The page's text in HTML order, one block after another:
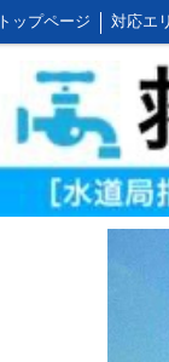
トップページ 対応エ
お客様の声とご感想
屋外の作業料金